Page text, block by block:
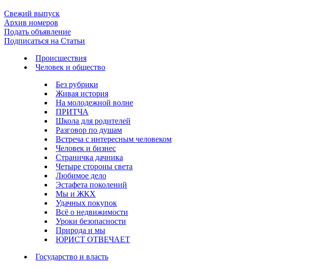
Свежий выпуск
Архив номеров
Подать объявление
Подписаться на Статьи
Происшествия
Человек и общество
Без рубрики
Живая история
На молодежной волне
ПРИТЧА
Школа для родителей
Разговор по душам
Встреча с интересным человеком
Человек и бизнес
Страничка дачника
Четыре стороны света
Любимое дело
Эстафета поколений
Мы и ЖКХ
Удачных покупок
Всё о недвижимости
Уроки безопасности
Природа и мы
ЮРИСТ ОТВЕЧАЕТ
Государство и власть